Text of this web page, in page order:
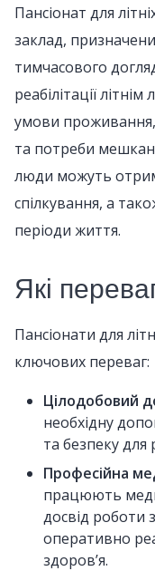
Пансіонат для
заклад,
тимчасового
реабілітації
умови проживання,
та потреби
люди можуть
спілкування, а
періоди життя.
Які
Пансіонати для
ключових переваг:
Цілодобовий
необхідну
та безпеку для
Професійна
працюють
досвід роботи
оперативно
здоров’я.